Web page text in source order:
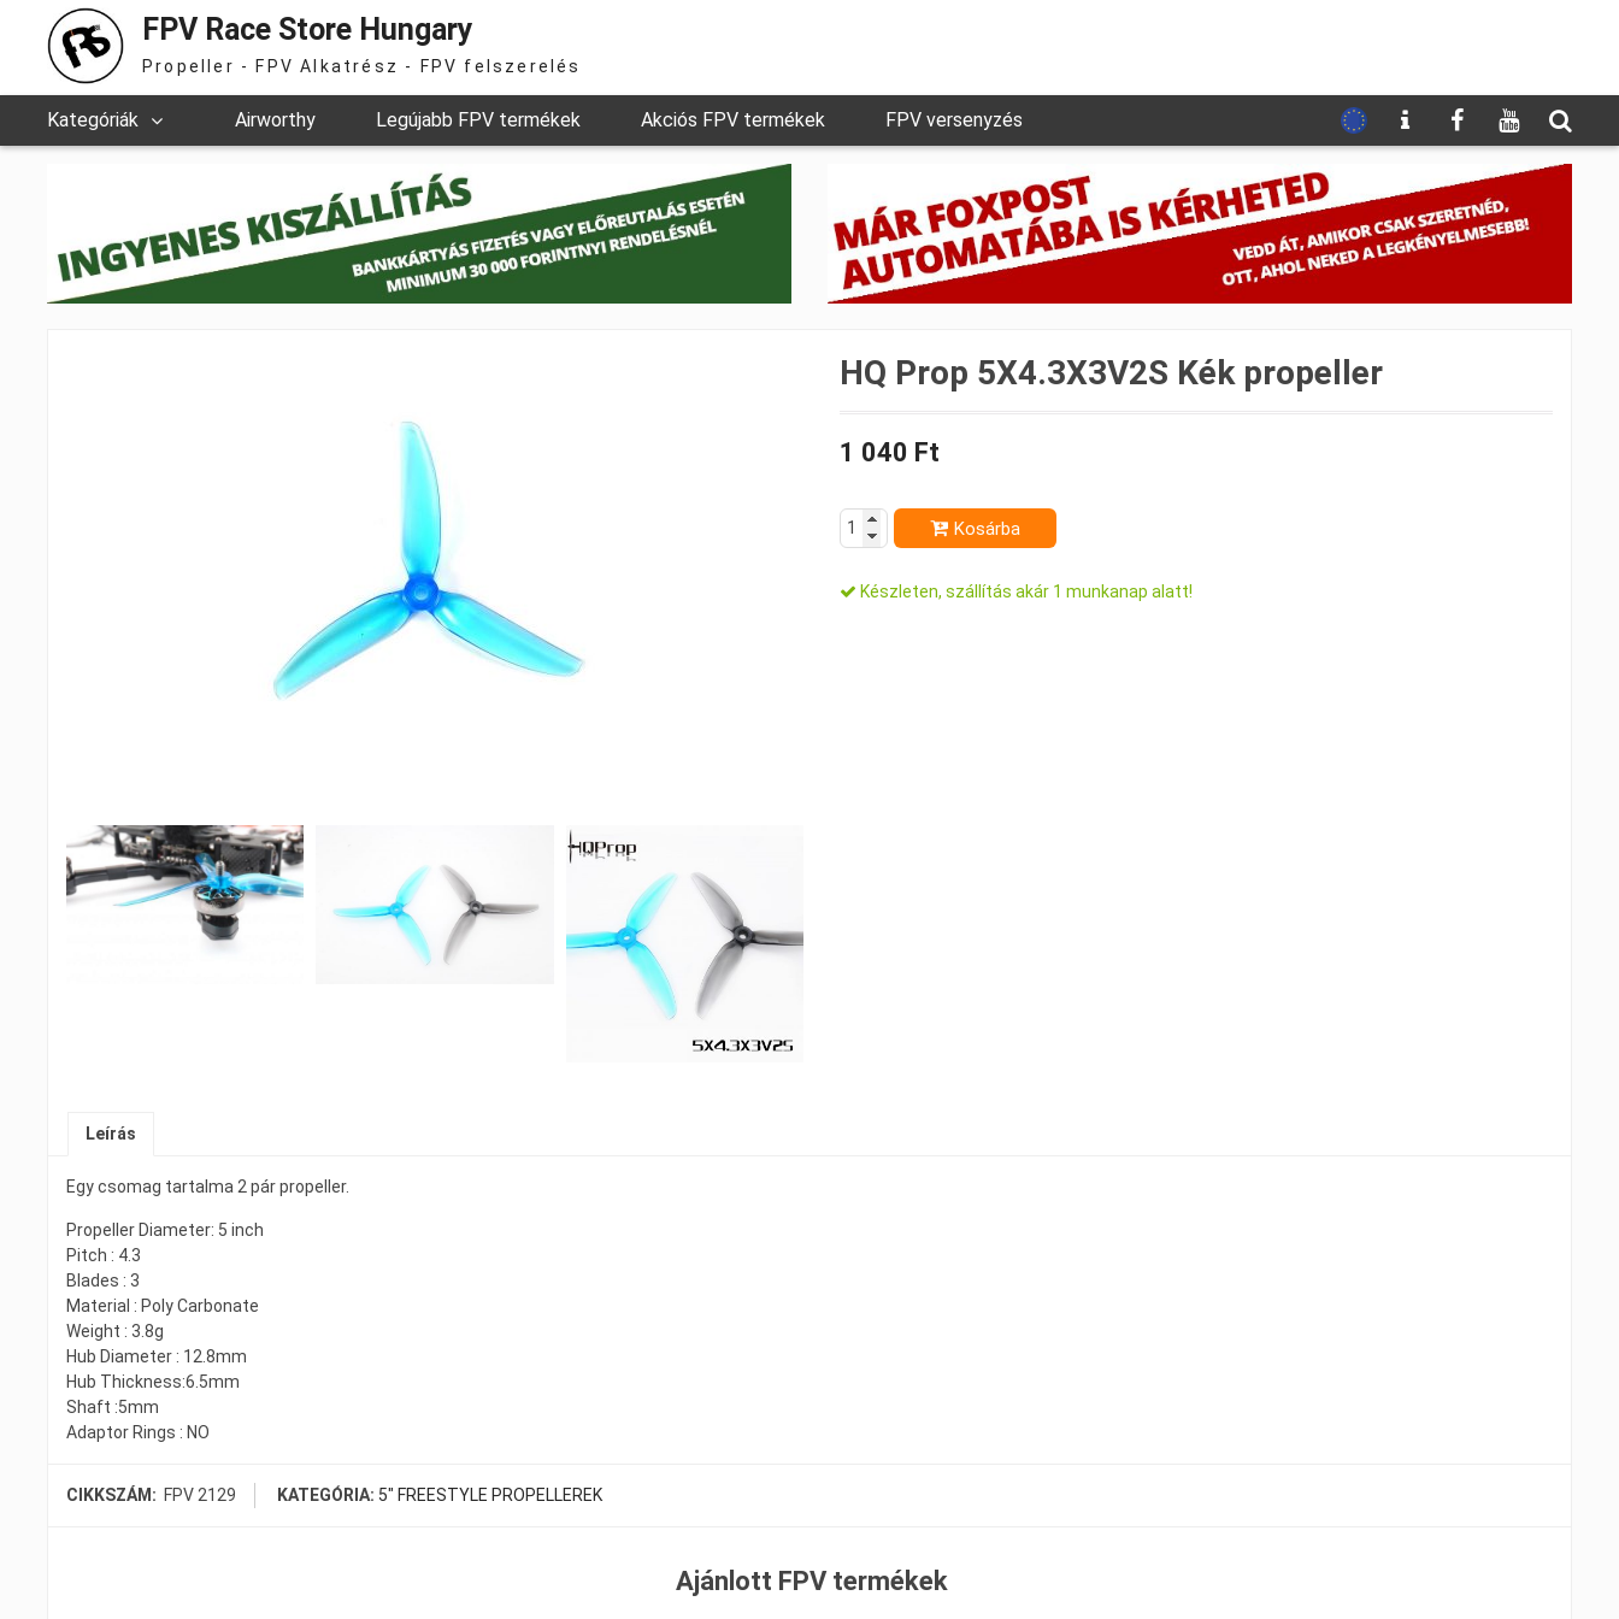
FPV Race Store Hungary
Propeller - FPV Alkatrész - FPV felszerelés
Kategóriák Airworthy Legújabb FPV termékek Akciós FPV termékek FPV versenyzés
HQ Prop 5X4.3X3V2S Kék propeller
1 040 Ft
Kosárba
Készleten, szállítás akár 1 munkanap alatt!
Leírás
Egy csomag tartalma 2 pár propeller.
Propeller Diameter: 5 inch
Pitch : 4.3
Blades : 3
Material : Poly Carbonate
Weight : 3.8g
Hub Diameter : 12.8mm
Hub Thickness:6.5mm
Shaft :5mm
Adaptor Rings : NO
CIKKSZÁM: FPV 2129 KATEGÓRIA: 5" FREESTYLE PROPELLEREK
Ajánlott FPV termékek